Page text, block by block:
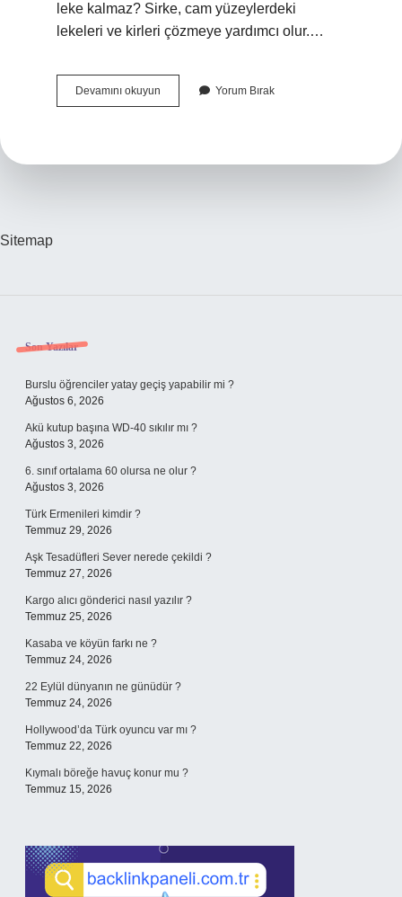
leke kalmaz? Sirke, cam yüzeylerdeki
lekeleri ve kirleri çözmeye yardımcı olur.…
Devamını okuyun
Neyle
Yorum Bırak
Sitemap
Sidebar
Son Yazılar
Burslu öğrenciler yatay geçiş yapabilir mi ?
Ağustos 6, 2026
Akü kutup başına WD-40 sıkılır mı ?
Ağustos 3, 2026
6. sınıf ortalama 60 olursa ne olur ?
Ağustos 3, 2026
Türk Ermenileri kimdir ?
Temmuz 29, 2026
Aşk Tesadüfleri Sever nerede çekildi ?
Temmuz 27, 2026
Kargo alıcı gönderici nasıl yazılır ?
Temmuz 25, 2026
Kasaba ve köyün farkı ne ?
Temmuz 24, 2026
22 Eylül dünyanın ne günüdür ?
Temmuz 24, 2026
Hollywood’da Türk oyuncu var mı ?
Temmuz 22, 2026
Kıymalı böreğe havuç konur mu ?
Temmuz 15, 2026